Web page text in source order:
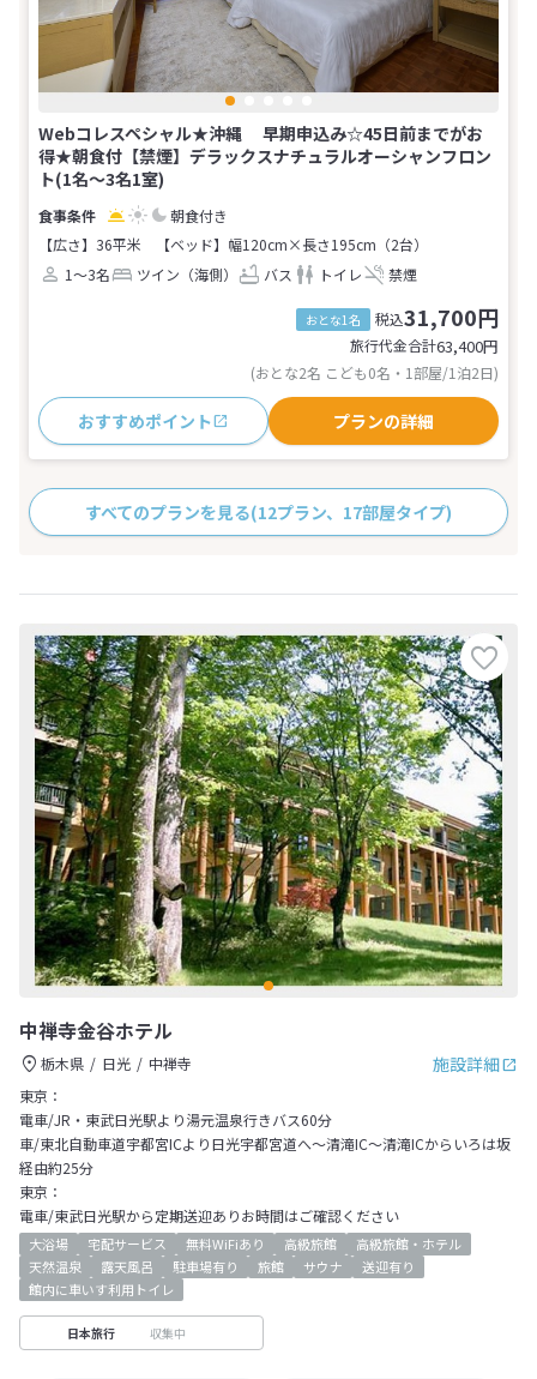
Webコレスペシャル★沖縄 早期申込み☆45日前までがお
得★朝食付【禁煙】デラックスナチュラルオーシャンフロン
ト(1名～3名1室)
朝食付き
【広さ】36平米
【ベッド】幅120cm×長さ195cm（2台）
1～3名
ツイン（海側） バス トイレ 禁煙
おとな1名 税込31,700円
旅行代金合計63,400円
(おとな2名 こども0名・1部屋/1泊2日)
おすすめポイント プランの詳細
すべてのプランを見る(12プラン、17部屋タイプ)
中禅寺金谷ホテル
施設詳細
栃木県 日光
中禅寺
東京：
電車/JR・東武日光駅より湯元温泉行きバス60分
車/東北自動車道宇都宮ICより日光宇都宮道へ～清滝IC～清滝ICからいろは坂
経由約25分
東京：
電車/東武日光駅から定期送迎ありお時間はご確認ください
大浴場 宅配サービス 無料WiFiあり 高級旅館
高級旅館・ホテル
天然温泉
露天風呂 駐車場有り 旅館 サウナ
送迎有り
館内に車いす利用トイレ
日本旅行 収集中